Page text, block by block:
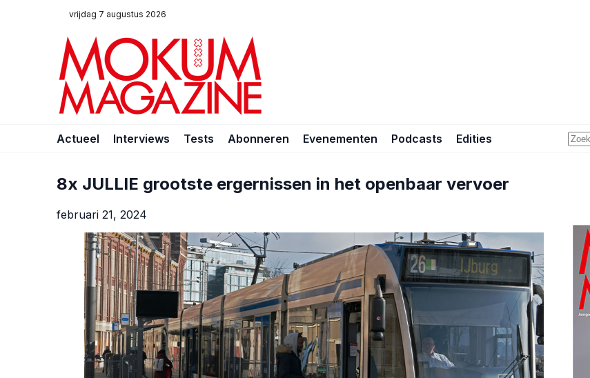
vrijdag 7 augustus 2026
Actueel Interviews Tests Abonneren Evenementen Podcasts Edities
8x JULLIE grootste ergernissen in het openbaar vervoer
februari 21, 2024